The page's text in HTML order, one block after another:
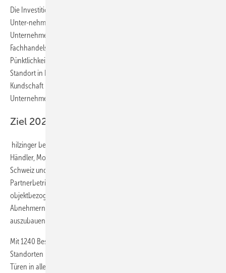
Die Investition ist ein weiterer zukunftsweisender Schritt hin zum
Unter-nehmensziel, den Fachhandel in der gesamten
Unternehmensgruppe zu stärken. Die zunehmende Anzahl an
Fachhandels- und Objektaufträgen könnten so in gewohnter
Pünktlichkeit und Qualität weiterhin abgearbeitet werden, denn am
Standort in Büdelsdorf werden nicht nur Fenster und Türen für die
Kundschaft in Schleswig-Holstein produziert sondern für die gesamte
Unternehmensgruppe.
Ziel 2021 ist die Stärkung des Fachhandels
hilzinger beliefert zahlreiche Tischler, Schreiner, Bauelemente-
Händler, Montagebetriebe und Handwerker in Deutschland, der
Schweiz und dem benachbarten Europa – insgesamt rund 1300
Partnerbetriebe. Darüber hinaus zählt das Unternehmen
objektbezogen bundesweit auch die Wohnungswirtschaft zu ihren
Abnehmern. Ziel für die nächsten Jahre ist es, den Fachhandel weiter
auszubauen und zu stärken.
Mit 1240 Beschäftigten werden an bundesweit 21 Standorten, 14
Standorten in Frankreich und 6 Standorten in Tschechien Fenster und
Türen in allen Rahmenmaterialien wie Kunststoff, Holz, Aluminium,